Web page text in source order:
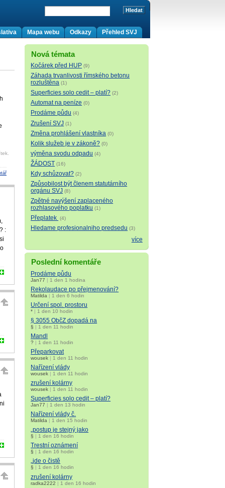
Přehled SVJ
Odkazy
Mapa webu
Nová témata
Kočárek před HUP (9)
Záhada trvanlivosti římského betonu
rozluštěna (1)
Superficies solo cedit – platí? (2)
Automat na peníze (0)
Prodáme půdu (4)
Zrušení SVJ (1)
Změna prohlášení vlastníka (0)
Kolik služeb je v zákoně? (0)
výměna svodu odpadu (4)
ŽÁDOST (16)
Kdy schůzovat? (2)
Způsobilost být členem statutárního
orgánu SVJ (8)
Zpětné navýšení zaplaceného
rozhlasového poplatku (1)
Přeplatek (4)
Hledame profesionalniho predsedu (3)
více
Poslední komentáře
Prodáme půdu
Jan77 | 1 den 1 hodina
Rekolaudace po přejmenování?
Matilda | 1 den 6 hodin
Určení spol. prostoru
* | 1 den 10 hodin
§ 3055 ObčZ dopadá na
§ | 1 den 11 hodin
Mandl
? | 1 den 11 hodin
Přeparkovat
wousek | 1 den 11 hodin
Nařízení vlády
wousek | 1 den 11 hodin
zrušení kolárny
wousek | 1 den 11 hodin
Superficies solo cedit – platí?
Jan77 | 1 den 13 hodin
Nařízení vlády č.
Matilda | 1 den 15 hodin
„postup je stejný jako
§ | 1 den 16 hodin
Trestní oznámení
§ 1 den 16 hodin
„jde o čistě
§ 1 den 16 hodin
zrušení kolárny
radka2222 | 1 den 16 hodin
: